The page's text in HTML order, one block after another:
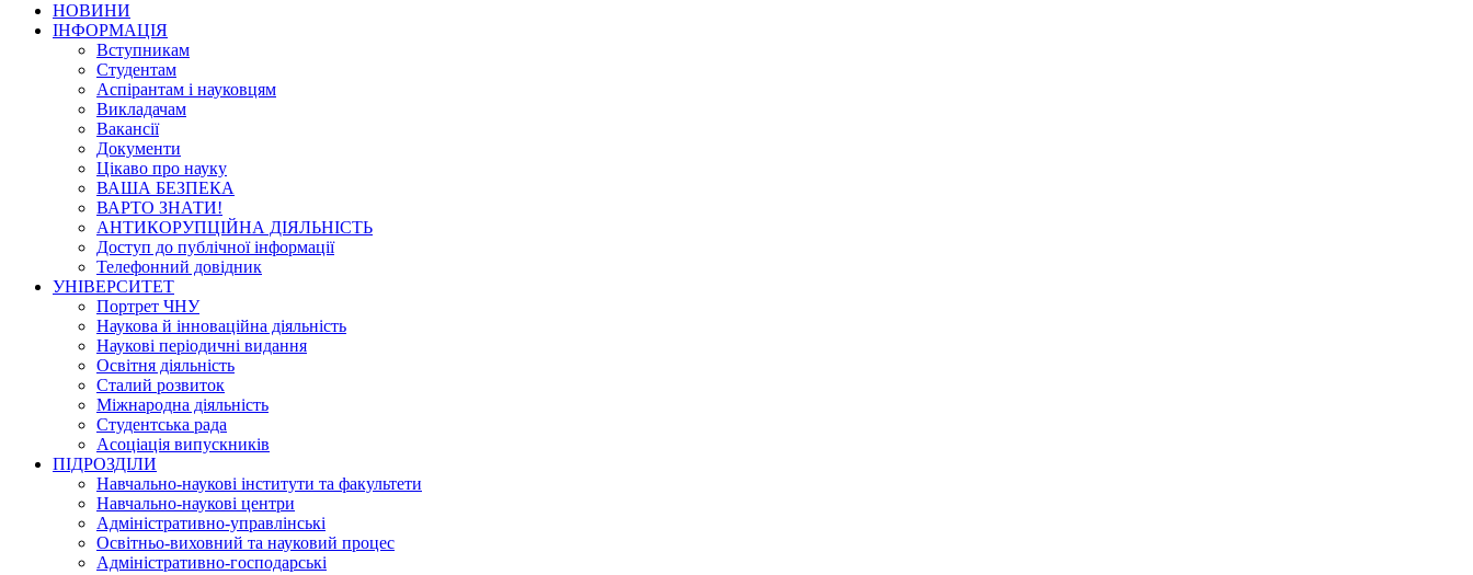
НОВИНИ
ІНФОРМАЦІЯ
Вступникам
Студентам
Аспірантам і науковцям
Викладачам
Вакансії
Документи
Цікаво про науку
ВАША БЕЗПЕКА
ВАРТО ЗНАТИ!
АНТИКОРУПЦІЙНА ДІЯЛЬНІСТЬ
Доступ до публічної інформації
Телефонний довідник
УНІВЕРСИТЕТ
Портрет ЧНУ
Наукова й інноваційна діяльність
Наукові періодичні видання
Освітня діяльність
Сталий розвиток
Міжнародна діяльність
Студентська рада
Асоціація випускників
ПІДРОЗДІЛИ
Навчально-наукові інститути та факультети
Навчально-наукові центри
Адміністративно-управлінські
Освітньо-виховний та науковий процес
Адміністративно-господарські